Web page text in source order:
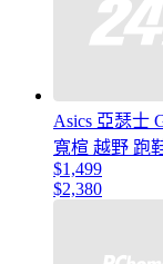
Asics 亞瑟士
寬楦 越野 跑
$1,499
$2,380